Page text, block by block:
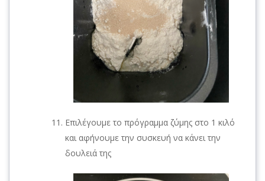
Επιλέγουμε το πρόγραμμα ζύμης στο 1 κιλό
και αφήνουμε την συσκευή να κάνει την
δουλειά της